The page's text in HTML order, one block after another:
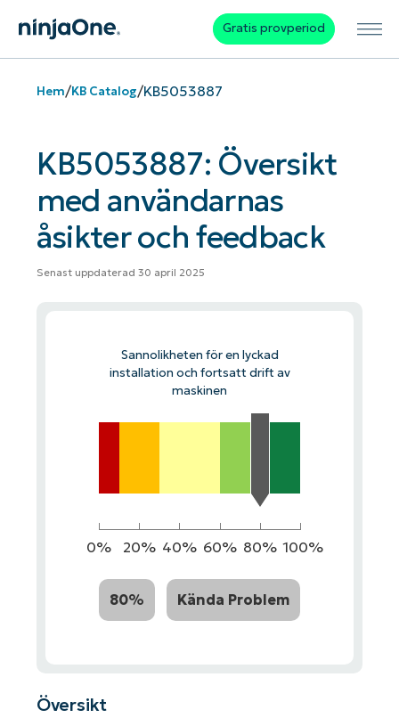
Gratis provperiod
Hem/KB Catalog/KB5053887
KB5053887: Översikt
med användarnas
åsikter och feedback
Senast uppdaterad 30 april 2025
Sannolikheten för en lyckad
installation och fortsatt drift av
maskinen
0% 20% 40% 60% 80% 100%
80% Kända Problem
Översikt